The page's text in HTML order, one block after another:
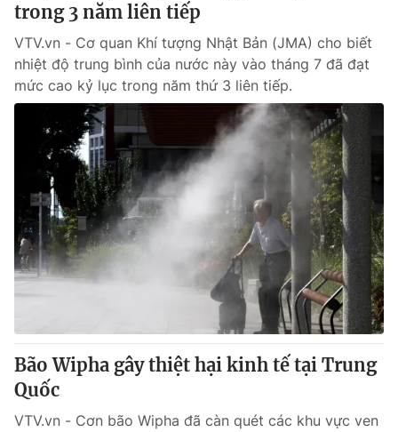
trong 3 năm liên tiếp
VTV.vn - Cơ quan Khí tượng Nhật Bản (JMA) cho biết
nhiệt độ trung bình của nước này vào tháng 7 đã đạt
mức cao kỷ lục trong năm thứ 3 liên tiếp.
Bão Wipha gây thiệt hại kinh tế tại Trung
Quốc
VTV.vn - Cơn bão Wipha đã càn quét các khu vực ven